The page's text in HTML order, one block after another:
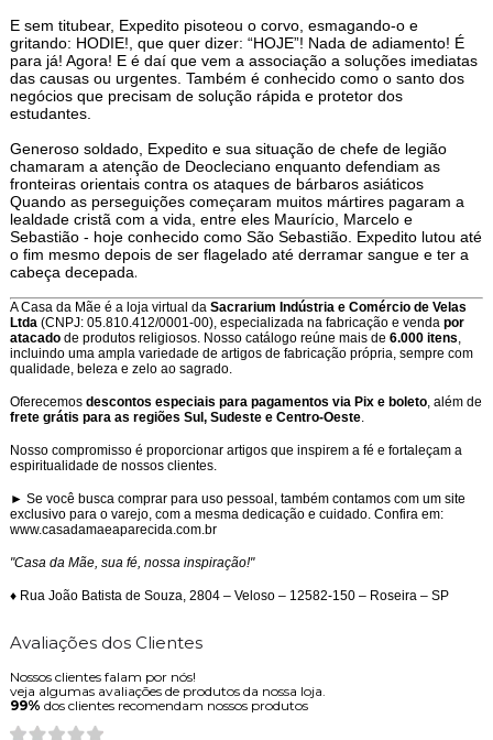
E sem titubear, Expedito pisoteou o corvo, esmagando-o e
gritando: HODIE!, que quer dizer: “HOJE”! Nada de adiamento! É
para já! Agora! E é daí que vem a associação a soluções imediatas
das causas ou urgentes. Também é conhecido como o santo dos
negócios que precisam de solução rápida e protetor dos
estudantes.
Generoso soldado, Expedito e sua situação de chefe de legião
chamaram a atenção de Deocleciano enquanto defendiam as
fronteiras orientais contra os ataques de bárbaros asiáticos
Quando as perseguições começaram muitos mártires pagaram a
lealdade cristã com a vida, entre eles Maurício, Marcelo e
Sebastião - hoje conhecido como São Sebastião. Expedito lutou até
o fim mesmo depois de ser flagelado até derramar sangue e ter a
cabeça decepada.
A Casa da Mãe é a loja virtual daSacrarium Indústria e Comércio de Velas
Ltda(CNPJ: 05.810.412/0001-00), especializada na fabricação e venda por
atacadode produtos religiosos. Nosso catálogo reúne mais de 6.000 itens,
incluindo uma ampla variedade de artigos de fabricação própria, sempre com
qualidade, beleza e zelo ao sagrado.
Oferecemos descontos especiais para pagamentos via Pix e boleto, além de
frete grátis para as regiões Sul, Sudeste e Centro-Oeste.
Nosso compromisso é proporcionar artigos que inspirem a fé e fortaleçam a
espiritualidade de nossos clientes.
► Se você busca comprar para uso pessoal, também contamos com um site
exclusivo para o varejo, com a mesma dedicação e cuidado. Confira em:
www.casadamaeaparecida.com.br
"Casa da Mãe, sua fé, nossa inspiração!"
♦ Rua João Batista de Souza, 2804 – Veloso – 12582-150 – Roseira – SP
Avaliações dos Clientes
Nossos clientes falam por nós!
veja algumas avaliações de produtos da nossa loja.
99% dos clientes recomendam nossos produtos